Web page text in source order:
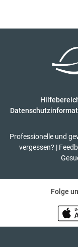
Professionelle und
vergessen? |
Folge